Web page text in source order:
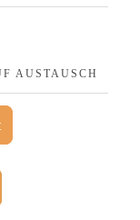
AUSTAUSCH